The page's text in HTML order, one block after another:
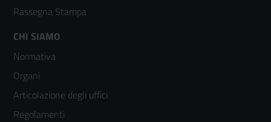
Rassegna Stampa
Footer
menù
colonna
3
CHI SIAMO
Normativa
Organi
Articolazione degli uffici
Regolamenti